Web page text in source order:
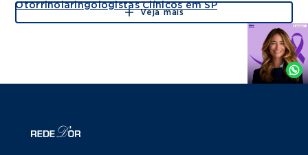
Otorrinolaringologistas Clínicos em SP
Veja mais
Agende
Whatsapp